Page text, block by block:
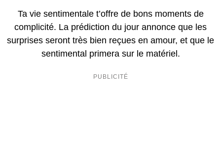
Ta vie sentimentale t’offre de bons moments de
complicité. La prédiction du jour annonce que les
surprises seront très bien reçues en amour, et que le
sentimental primera sur le matériel.